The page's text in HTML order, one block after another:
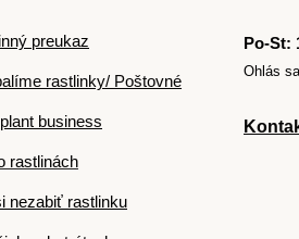
preukaz
rastlinky/ Poštovné
business
rastlinách
nezabiť rastlinku
Po-St:
Ohlás